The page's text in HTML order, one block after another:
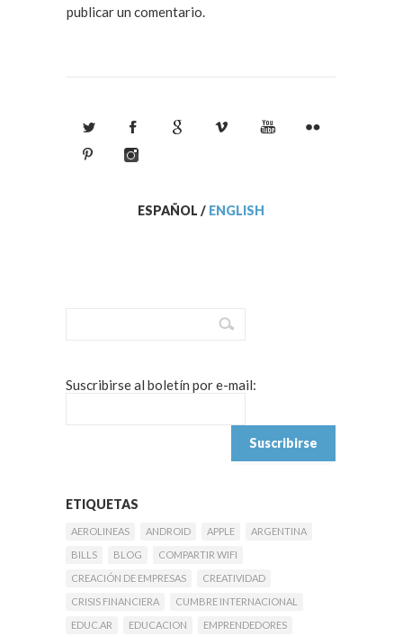
publicar un comentario.
ESPAÑOL / ENGLISH
Suscribirse al boletín por e-mail:
ETIQUETAS
AEROLINEAS ANDROID APPLE
ARGENTINA
BILLS
BLOG
COMPARTIR WIFI
CREACIÓN DE EMPRESAS
CREATIVIDAD
CRISIS FINANCIERA
CUMBRE INTERNACIONAL
EDUC.AR
EDUCACION
EMPRENDEDORES